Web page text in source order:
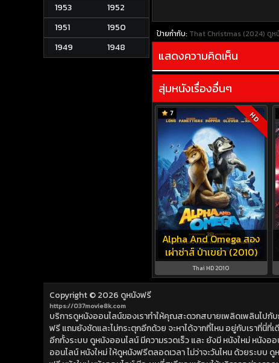
1953
1952
1951
1950
1949
1948
ป้ายกำกับ: That Christmas (2024) ดูห
แสดงความคิดเห็น
สุ่มหนังเรื่องอื่นๆ
Alpha And Omega สอง
เผ่าซ่าส์ ป่าเขย่า (2010)
7 HD
Thai HD 2010
Copyright © 2026 ดูหนังฟรี
https://037movie8k.com
บริการดูหนังออนไลน์ของเราทำให้คุณสะดวกสบายเพลิดเพลินไปกั
ฟรี แถมยังชัดและไม่กระตุกอีกด้วย จะหาได้จากที่ไหน อยู่กับเราที่นี่ที่เ
อีกทั้งระบบ ดูหนังออนไลน์ มีความรวดเร็ว และ ยังมี หนังใหม่ หนัง
ออนไลน์ หนังใหม่ ให้ดูหนังฟรีตลอดเวลา ไม่ว่าจะวันไหน ด้วยระบ